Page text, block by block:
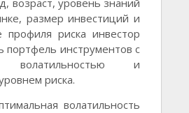
возраст, уровень знаний
размер инвестиций и
риска инвестор
портфель инструментов с
волатильностью и
риска.
волатильность